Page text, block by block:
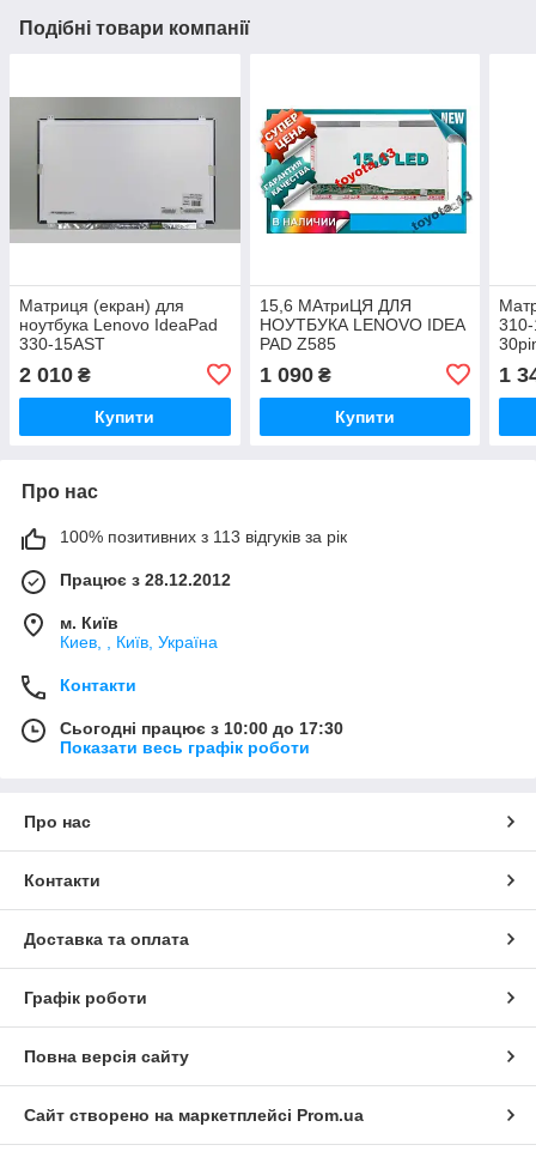
Подібні товари компанії
Матриця (екран) для
ноутбука Lenovo IdeaPad
330-15AST
2 010 ₴
Купити
15,6 МАтриЦЯ ДЛЯ
НОУТБУКА LENOVO IDEA
PAD Z585
1 090₴
Купити
1
Про нас
100% позитивних з 113 відгуків за рік
Працює з 28.12.2012
м. Київ
Киев, , Київ, Україна
Контакти
Сьогодні працює з 10:00 до 17:30
Показати весь графік роботи
Про нас
Контакти
Доставка та оплата
Графік роботи
Повна версія сайту
Сайт створено на маркетплейсі Prom.ua